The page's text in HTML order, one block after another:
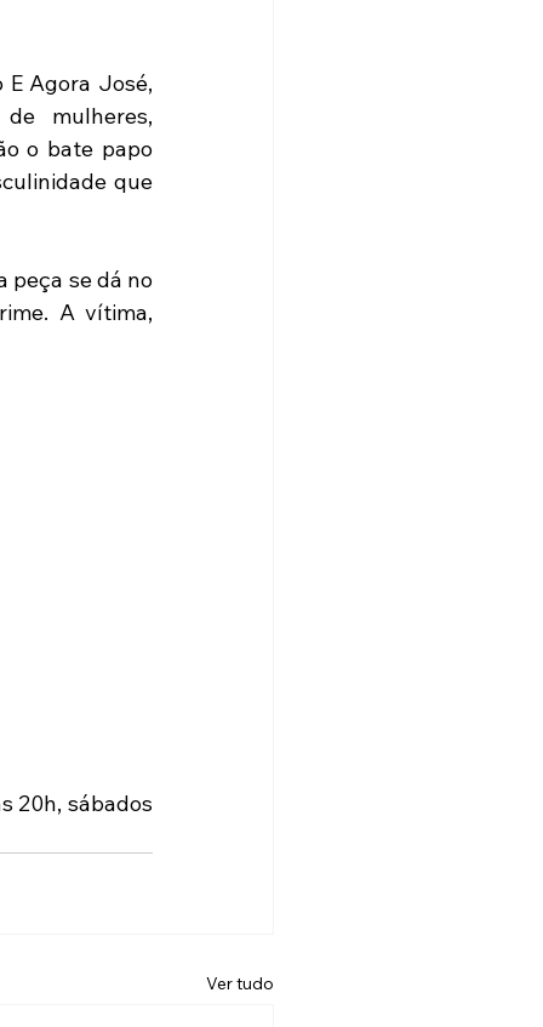
E Agora José,
mulheres,
o bate papo
que
peça se dá no
A vítima,
20h, sábados
Ver tudo